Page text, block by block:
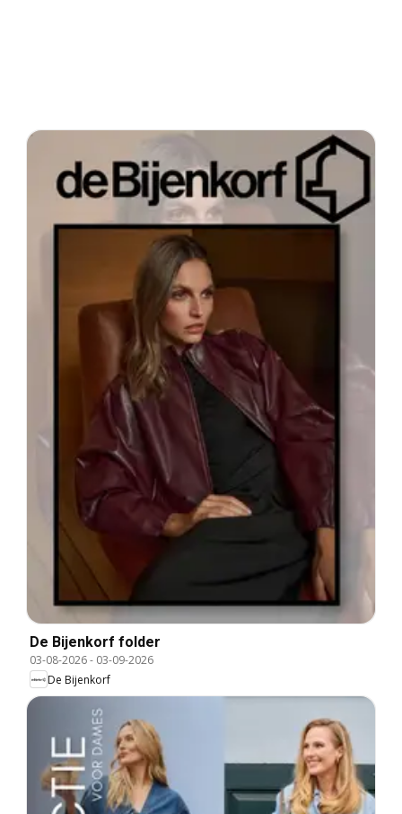
De Bijenkorf folder
03-08-2026- 03-09-2026
De Bijenkorf